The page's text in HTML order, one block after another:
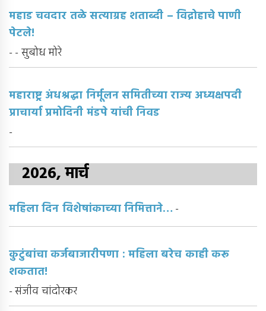
महाड चवदार तळे सत्याग्रह शताब्दी – विद्रोहाचे पाणी
पेटले!
- - सुबोध मोरे
महाराष्ट्र अंधश्रद्धा निर्मूलन समितीच्या राज्य अध्यक्षपदी
प्राचार्या प्रमोदिनी मंडपे यांची निवड
-
2026, मार्च
महिला दिन विशेषांकाच्या निमित्ताने…-
कुटुंबांचा कर्जबाजारीपणा : महिला बरेच काही करू
शकतात!
- संजीव चांदोरकर